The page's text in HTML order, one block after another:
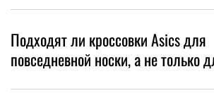
Подходят ли кроссовки Asics для
повседневной носки, а не только